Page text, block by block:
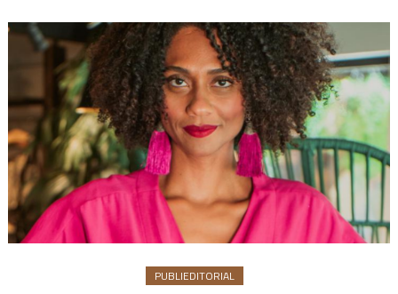
PUBLIEDITORIAL